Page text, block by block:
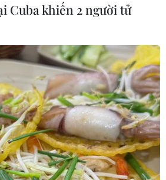
Cuba khiến 2 người tử